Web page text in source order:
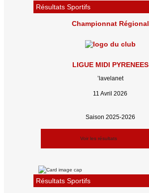
Résultats Sportifs
Championnat Régional
LIGUE MIDI PYRENEES
’lavelanet
11 Avril 2026
Saison 2025-2026
Voir les résultats
Résultats Sportifs